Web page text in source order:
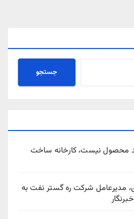
جستجو
محصول نیست، کارخانه ساخت
مدیرعامل شرکت ره‌ گستر نفت به